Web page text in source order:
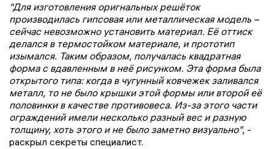
"Для изготовления оригнальных решёток
производилась гипсовая или металлическая модель –
сейчас невозможно установить материал. Её оттиск
делался в термостойком материале, и прототип
изымался. Таким образом, получалась квадратная
форма с вдавленным в неё рисунком. Эта форма была
открытого типа: когда в чугунный ковчежек заливался
металл, то не было крышки этой формы или второй её
половинки в качестве противовеса. Из-за этого части
ограждений имели несколько разный вес и разную
толщину, хоть этого и не было заметно визуально", -
раскрыл секреты специалист.